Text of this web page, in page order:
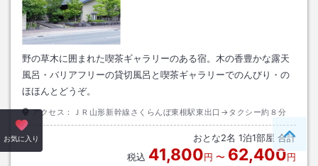
野の草木に囲まれた喫茶ギャラリーのある宿。木の香豊かな露天
風呂・バリアフリーの貸切風呂と喫茶ギャラリーでのんびり・の
ほほんとどうぞ。
アクセス： ＪＲ山形新幹線さくらんぼ東根駅東出口→タクシー約８分
おとな2名 1泊1部屋 合計
税込 41,800円 〜 62,400円
お気に入り ペー